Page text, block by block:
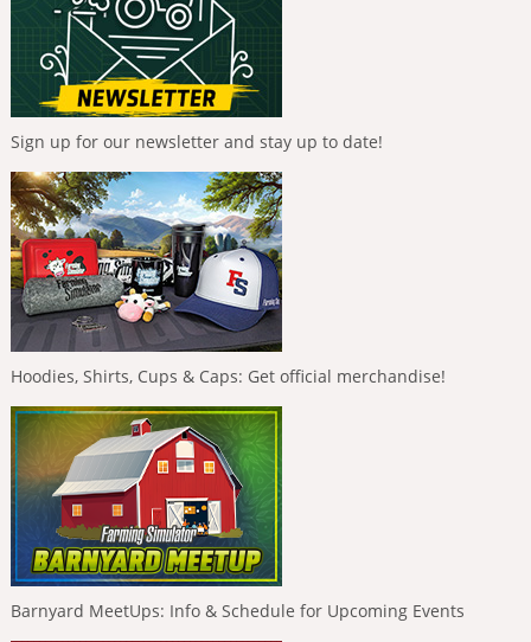
Sign up for our newsletter and stay up to date!
Hoodies, Shirts, Cups & Caps: Get official merchandise!
Barnyard MeetUps: Info & Schedule for Upcoming Events